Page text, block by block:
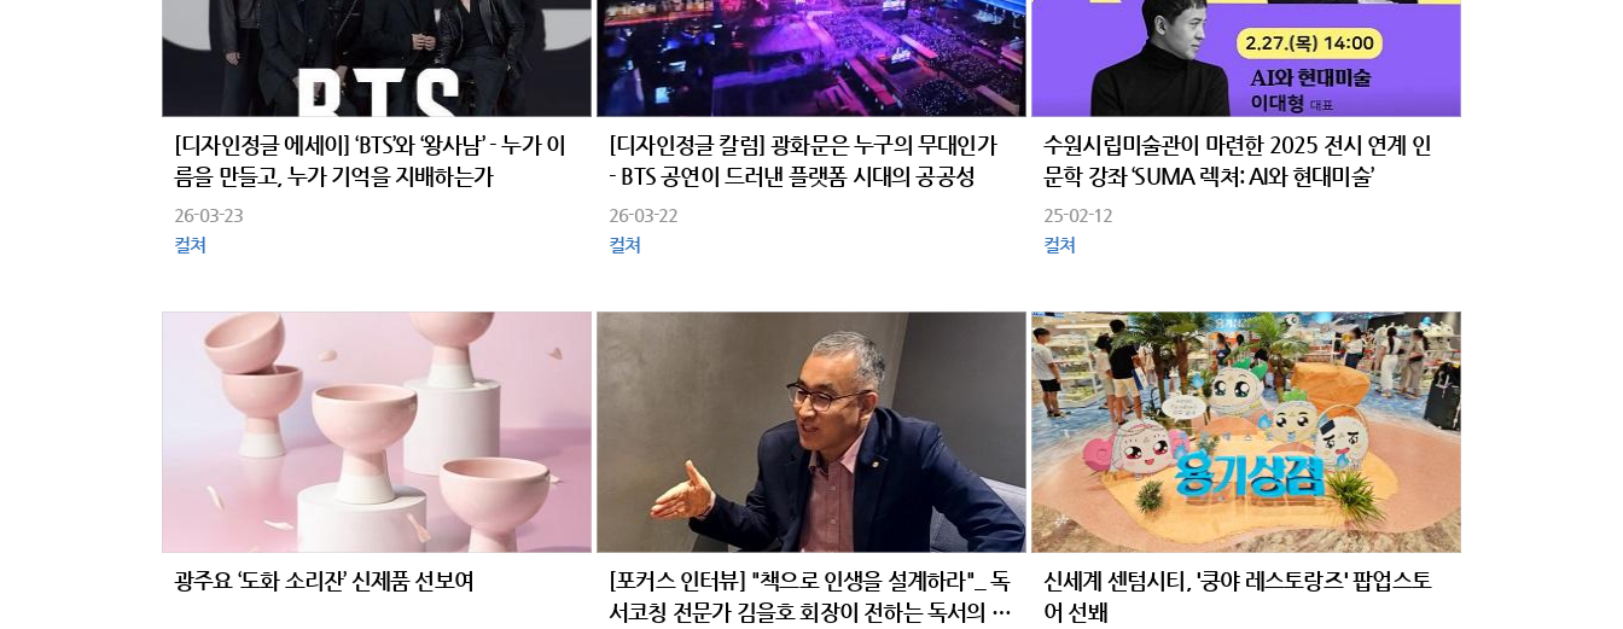
[디자인정글 에세이] ‘BTS’와 ‘왕사남’ - 누가 이
름을 만들고, 누가 기억을 지배하는가
26-03-23
컬쳐
[디자인정글 칼럼] 광화문은 누구의 무대인가
- BTS 공연이 드러낸 플랫폼 시대의 공공성
26-03-22
컬쳐
수원시립미술관이 마련한 2025 전시 연계 인
문학 강좌 ‘SUMA 렉쳐: AI와 현대미술’
25-02-12
컬쳐
광주요 ‘도화 소리잔’ 신제품 선보여
[포커스 인터뷰] "책으로 인생을 설계하라"_ 독
서코칭 전문가 김을호 회장이 전하는 독서의 지
신세계 센텀시티, '쿵야 레스토랑즈' 팝업스토
어 선봬